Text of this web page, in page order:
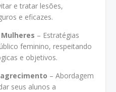
e tratar lesões,
e eficazes.
– Estratégias
feminino, respeitando
e objetivos.
– Abordagem
seus alunos a